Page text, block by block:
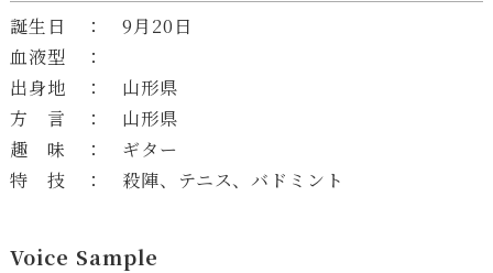
誕生日 ： 9月20日
血液型 ：
出身地 ： 山形県
方 言 ： 山形県
趣 味 ： ギター
特 技 ： 殺陣、テニス、バドミント
Voice Sample